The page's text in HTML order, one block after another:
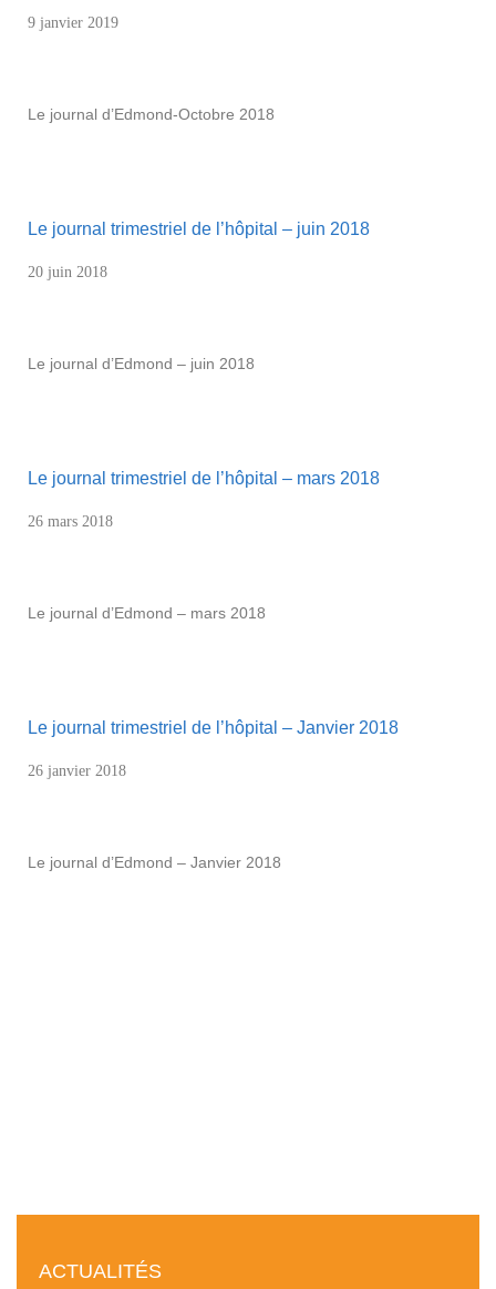
9 janvier 2019
Le journal d’Edmond-Octobre 2018
Le journal trimestriel de l’hôpital – juin 2018
20 juin 2018
Le journal d’Edmond – juin 2018
Le journal trimestriel de l’hôpital – mars 2018
26 mars 2018
Le journal d’Edmond – mars 2018
Le journal trimestriel de l’hôpital – Janvier 2018
26 janvier 2018
Le journal d’Edmond – Janvier 2018
ACTUALITÉS